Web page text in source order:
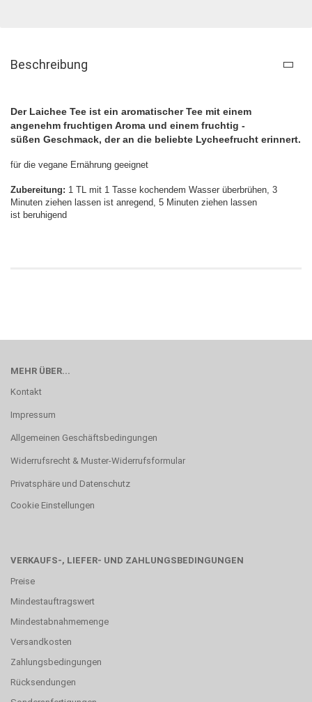
Beschreibung
Der Laichee Tee ist ein aromatischer Tee mit einem
angenehm fruchtigen Aroma und einem fruchtig -
süßen Geschmack, der an die beliebte Lycheefrucht erinnert.
für die vegane Ernährung geeignet
Zubereitung: 1 TL mit 1 Tasse kochendem Wasser überbrühen, 3
Minuten ziehen lassen ist anregend, 5 Minuten ziehen lassen
ist beruhigend
MEHR ÜBER...
Kontakt
Impressum
Allgemeinen Geschäftsbedingungen
Widerrufsrecht & Muster-Widerrufsformular
Privatsphäre und Datenschutz
Cookie Einstellungen
VERKAUFS-, LIEFER- UND ZAHLUNGSBEDINGUNGEN
Preise
Mindestauftragswert
Mindestabnahmemenge
Versandkosten
Zahlungsbedingungen
Rücksendungen